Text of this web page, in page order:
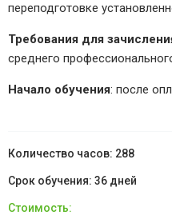
переподготовке
Требования для
среднего
Начало обучения: после
288
36 дней